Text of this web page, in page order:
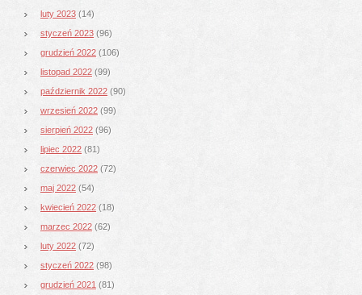
luty 2023 (14)
styczeń 2023 (96)
grudzień 2022 (106)
listopad 2022 (99)
październik 2022 (90)
wrzesień 2022 (99)
sierpień 2022 (96)
lipiec 2022 (81)
czerwiec 2022 (72)
maj 2022 (54)
kwiecień 2022 (18)
marzec 2022 (62)
luty 2022 (72)
styczeń 2022 (98)
grudzień 2021 (81)